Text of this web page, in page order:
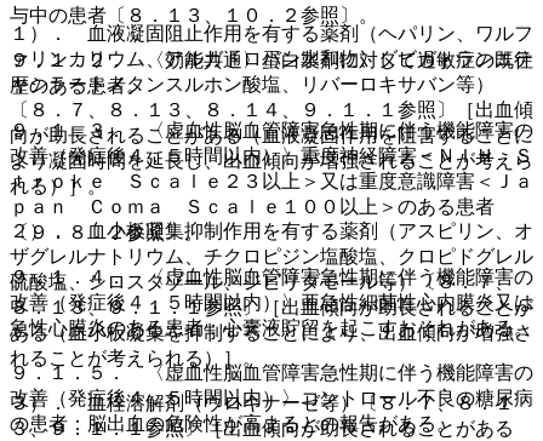
１）． 血液凝固阻止作用を有する薬剤（ヘパリン、ワルフ
ァリンカリウム、アルガトロバン水和物、ダビガトランエテ
キシラートメタンスルホン酸塩、リバーロキサバン等）
〔８．７、８．１３、８．１４、９．１．１参照〕［出血傾
向が助長されることがある（血液凝固作用を阻害することに
より凝固時間を延長し、出血傾向が増強されることが考えら
れる）］。
２）． 血小板凝集抑制作用を有する薬剤（アスピリン、オ
ザグレルナトリウム、チクロピジン塩酸塩、クロピドグレル
硫酸塩、シロスタゾール、ジピリダモール等）〔８．７、
８．１３、９．１．１参照〕［出血傾向が助長されることが
ある（血小板凝集を抑制することにより、出血傾向が増強さ
れることが考えられる）］。
３）． 血栓溶解剤（ウロキナーゼ等）〔８．７、８．１
３、９．１．１参照〕［出血傾向が助長されることがある
与中の患者〔８．１３、１０．２参照〕。
９．１．２． 〈効能共通〉蛋白製剤に対して過敏症の既往
歴のある患者。
９．１．３． 〈虚血性脳血管障害急性期に伴う機能障害の
改善（発症後４．５時間以内）〉重度神経障害＜ＮＩＨ Ｓ
ｔｒｏｋｅ Ｓｃａｌｅ２３以上＞又は重度意識障害＜Ｊａ
ｐａｎ Ｃｏｍａ Ｓｃａｌｅ１００以上＞のある患者
〔９．８．２参照〕。
９．１．４． 〈虚血性脳血管障害急性期に伴う機能障害の
改善（発症後４．５時間以内）〉亜急性細菌性心内膜炎又は
急性心膜炎のある患者：心嚢液貯留を起こすおそれがある。
９．１．５． 〈虚血性脳血管障害急性期に伴う機能障害の
改善（発症後４．５時間以内）〉コントロール不良の糖尿病
の患者：脳出血の危険性が高まるとの報告がある。